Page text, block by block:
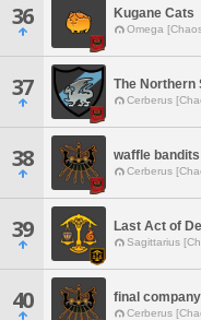
36 Kugane Cats
Omega
37 The Northern
Cerberus
38 waffle bandits
Cerberus
39 Last Act of
Sagittarius
40 final company
Cerberus